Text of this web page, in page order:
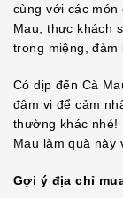
cùng với các món
Mau, thực khách
trong miệng, đảm
Có dịp đến Cà
đậm vị để cảm
thường khác nhé!
Mau làm quà này
Gợi ý địa chỉ